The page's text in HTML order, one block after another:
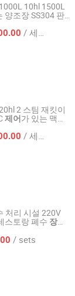
1000L 10hl 1500L
양조장 SS304 판
/ 세트
2 스팀 재킷이
제어 가 있는 맥주
/ 세트
처리 시설 220V
스토랑 폐수 장비
/ sets
Equipment